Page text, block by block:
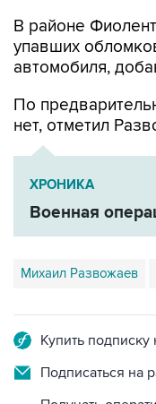
В районе
упавших
автомобиля,
По
нет, отметил
ХРОНИКА
Военная
Михаил Развожаев
Купить
Подписаться на